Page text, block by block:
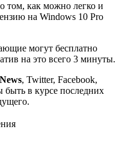
том, как можно легко и
на Windows 10 Pro
могут бесплатно
на это всего 3 минуты.
News, Twitter, Facebook,
быть в курсе последних